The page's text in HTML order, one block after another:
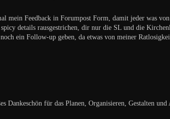
mein Feedback in Forumpost Form, damit jeder was
details rausgestrichen, dir nur die SL und die
ein Follow-up geben, da etwas von meiner
Dankeschön für das Planen, Organisieren, Gestalten